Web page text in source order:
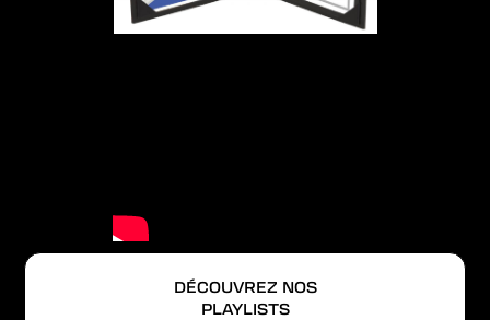
DÉCOUVREZ NOS
PLAYLISTS